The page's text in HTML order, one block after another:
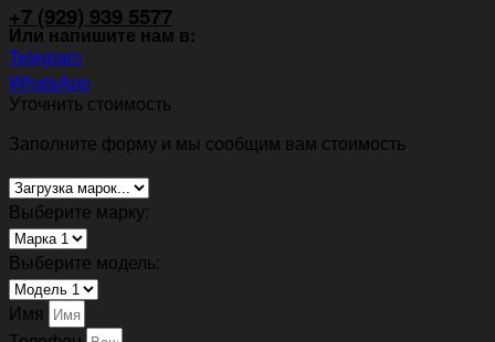
+7 (929) 939 5577
Или напишите нам в:
Telegram
WhatsApp
Уточнить стоимость
Заполните форму и мы сообщим вам стоимость
Выберите марку:
Выберите модель:
Имя